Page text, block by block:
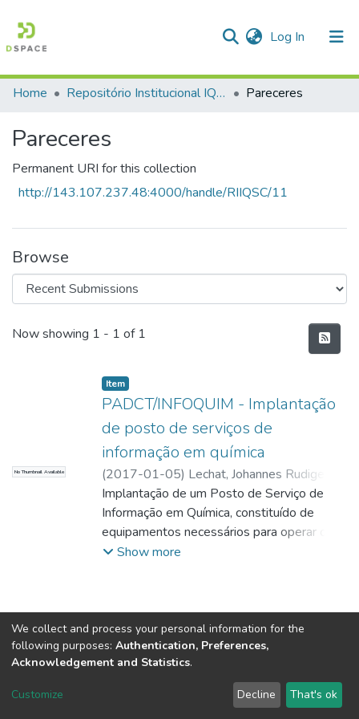
Log In (current)
Communities & Collections
All of DSpace
Statistics
Home Repositório Institucional IQSC Pareceres
Pareceres
Permanent URI for this collection
http://143.107.237.48:4000/handle/RIIQSC/11
Browse
Recent Submissions
Now showing 1 - 1 of 1
No Thumbnail Available
Item
PADCT/INFOQUIM - Implantação
de posto de serviços de
informação em química
(2017-01-05) Lechat, Johannes Rudiger
Gonçalves, Vitoria Atra
Implantação de um Posto de Serviço de
Informação em Química, constituído de
equipamentos necessários para operar o
Banco de dados do Chemical Abstracts em
que permitirão o acesso a Base de dados e
à difusão rápida de informação para os
usuários da região (linha telefônica+fax).
Show more
DSpace software copyright © 2002-2026 LYRASIS
Send Feedback
We collect and process your personal information for the
following purposes: Authentication, Preferences,
Acknowledgement and Statistics.
Customize Decline That's ok